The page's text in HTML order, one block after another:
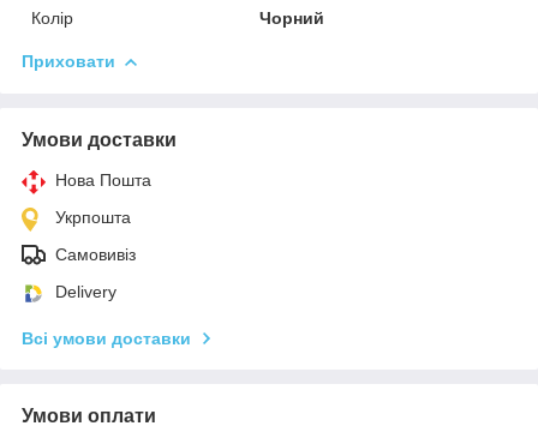
Колір
Чорний
Приховати
Умови доставки
Нова Пошта
Укрпошта
Самовивіз
Delivery
Всі умови доставки
Умови оплати